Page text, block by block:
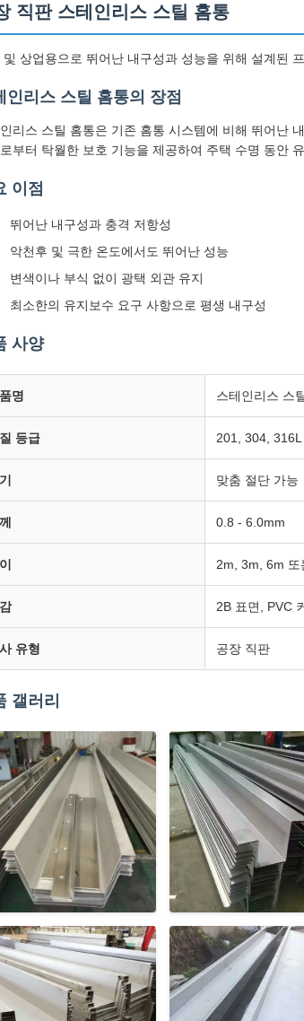
직판 스테인리스 스틸 홈통
및 상업용으로 뛰어난 내구성과 성능을 위해 설계된
인리스 스틸 홈통의 장점
리스 스틸 홈통은 기존 홈통 시스템에 비해 뛰어난
부터 탁월한 보호 기능을 제공하여 주택 수명 동안
이점
뛰어난 내구성과 충격 저항성
악천후 및 극한 온도에서도 뛰어난 성능
변색이나 부식 없이 광택 외관 유지
최소한의 유지보수 요구 사항으로 평생 내구성
사양
명 스테인리스 스
등급 201, 304, 316L
맞춤 절단 가능
0.8 - 6.0mm
2m, 3m, 6m 또
2B 표면, PVC
유형 공장 직판
갤러리